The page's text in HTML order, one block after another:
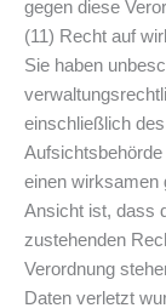
gegen diese
(11) Recht auf
Sie haben
einschließlich
einen wirksamen
Ansicht ist, dass
zustehenden
Verordnung
Daten verletzt